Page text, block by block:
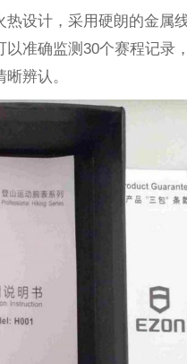
设计，采用硬朗的金属
准确监测30个赛程记录
辨认。